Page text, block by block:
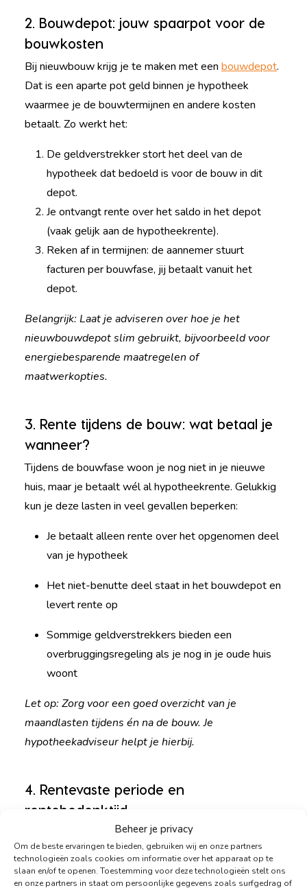
Beheer je privacy
Om de beste ervaringen te bieden, gebruiken wij en onze partners
technologieën zoals cookies om informatie over het apparaat op te
slaan en/of te openen. Toestemming voor deze technologieën stelt ons
en onze partners in staat om persoonlijke gegevens zoals surfgedrag of
2. Bouwdepot: jouw spaarpot voor de
bouwkosten
Bij nieuwbouw krijg je te maken met een bouwdepot.
Dat is een aparte pot geld binnen je hypotheek
waarmee je de bouwtermijnen en andere kosten
betaalt. Zo werkt het:
De geldverstrekker stort het deel van de
hypotheek dat bedoeld is voor de bouw in dit
depot.
Je ontvangt rente over het saldo in het depot
(vaak gelijk aan de hypotheekrente).
Reken af in termijnen: de aannemer stuurt
facturen per bouwfase, jij betaalt vanuit het
depot.
Belangrijk: Laat je adviseren over hoe je het
nieuwbouwdepot slim gebruikt, bijvoorbeeld voor
energiebesparende maatregelen of
maatwerkopties.
3. Rente tijdens de bouw: wat betaal je
wanneer?
Tijdens de bouwfase woon je nog niet in je nieuwe
huis, maar je betaalt wél al hypotheekrente. Gelukkig
kun je deze lasten in veel gevallen beperken:
Je betaalt alleen rente over het opgenomen deel
van je hypotheek
Het niet-benutte deel staat in het bouwdepot en
levert rente op
Sommige geldverstrekkers bieden een
overbruggingsregeling als je nog in je oude huis
woont
Let op: Zorg voor een goed overzicht van je
maandlasten tijdens én na de bouw. Je
hypotheekadviseur helpt je hierbij.
4. Rentevaste periode en
rentebedenktijd
nieuwbouwhypotheekkun je vaak de rente nu
al vastzetten, ook al duurt het nog even voordat je
woning af is. Dit heet rentevaste periode met